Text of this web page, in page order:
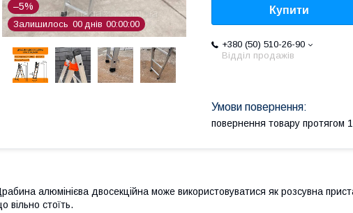
–5%
Залишилось 00 днів 00 00 00
Купити
+380 (50) 510-26-90
Відділ продажів
повернення товару протягом
алюмінієва двосекційна може використовуватися як розсувна
вільно стоїть.